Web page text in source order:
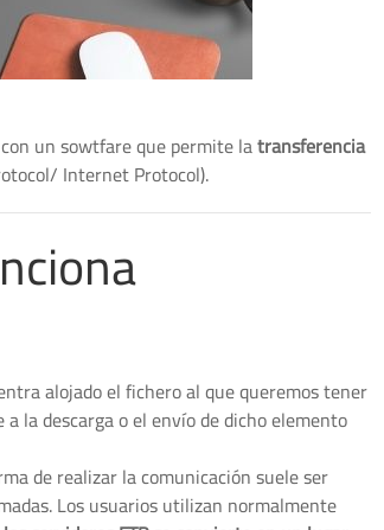
un sowtfare que permite latransferencia
Internet Protocol).
alojado el fichero al que queremos tener
la descarga o el envío de dicho elemento
de realizar la comunicación suele ser
Los usuarios utilizan normalmente